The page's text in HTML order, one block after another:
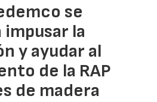
se
impusar la
y ayudar al
de la RAP
de madera